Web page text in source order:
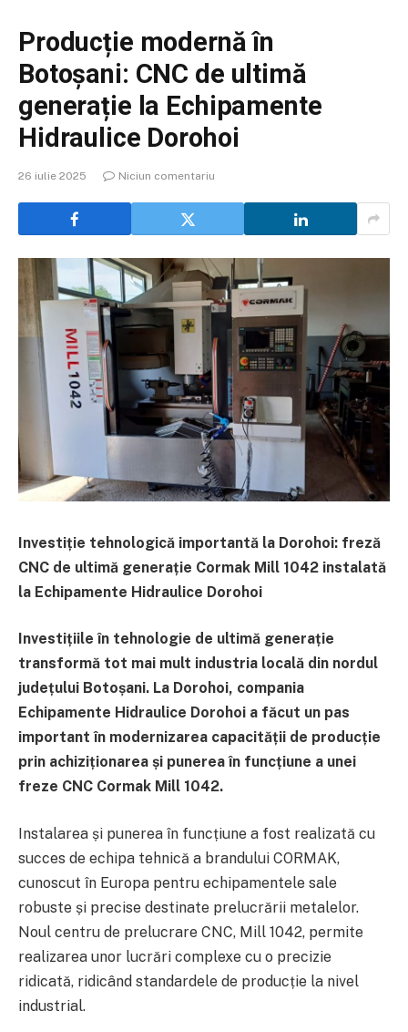
Producție modernă în
Botoșani: CNC de ultimă
generație la Echipamente
Hidraulice Dorohoi
26 iulie 2025 Niciun comentariu
Investiție tehnologică importantă la Dorohoi: freză
CNC de ultimă generație Cormak Mill 1042 instalată
la Echipamente Hidraulice Dorohoi
Investițiile în tehnologie de ultimă generație
transformă tot mai mult industria locală din nordul
județului Botoșani. La Dorohoi, compania
Echipamente Hidraulice Dorohoi a făcut un pas
important în modernizarea capacității de producție
prin achiziționarea și punerea în funcțiune a unei
freze CNC Cormak Mill 1042.
Instalarea și punerea în funcțiune a fost realizată cu
succes de echipa tehnică a brandului CORMAK,
cunoscut în Europa pentru echipamentele sale
robuste și precise destinate prelucrării metalelor.
Noul centru de prelucrare CNC, Mill 1042, permite
realizarea unor lucrări complexe cu o precizie
ridicată, ridicând standardele de producție la nivel
industrial.